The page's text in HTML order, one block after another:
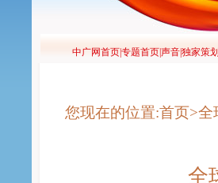
您现在的位置:首页>
全